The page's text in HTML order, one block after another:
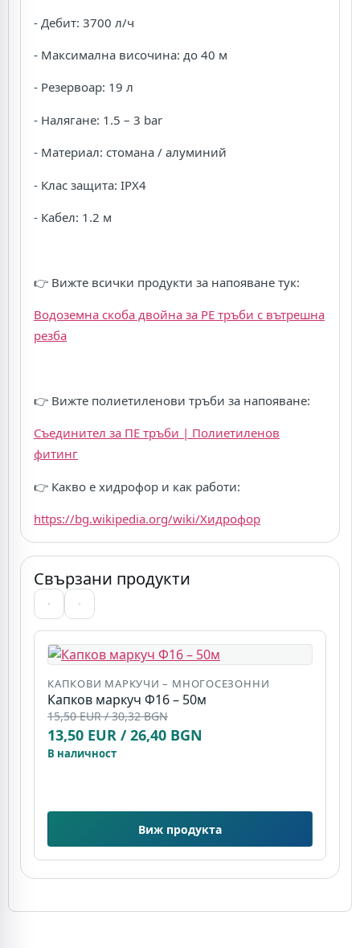
- Дебит: 3700 л/ч
- Максимална височина: до 40 м
- Резервоар: 19 л
- Налягане: 1.5 – 3 bar
- Материал: стомана / алуминий
- Клас защита: IPX4
- Кабел: 1.2 м
👉 Вижте всички продукти за напояване тук:
Водоземна скоба двойна за PE тръби с вътрешна
резба
👉 Вижте полиетиленови тръби за напояване:
Съединител за ПЕ тръби | Полиетиленов
фитинг
👉 Какво е хидрофор и как работи:
https://bg.wikipedia.org/wiki/Хидрофор
Свързани продукти
КАПКОВИ МАРКУЧИ – МНОГОСЕЗОННИ
Капков маркуч Ф16 – 50м
15,50 EUR / 30,32 BGN
13,50 EUR / 26,40 BGN
В наличност
Виж продукта